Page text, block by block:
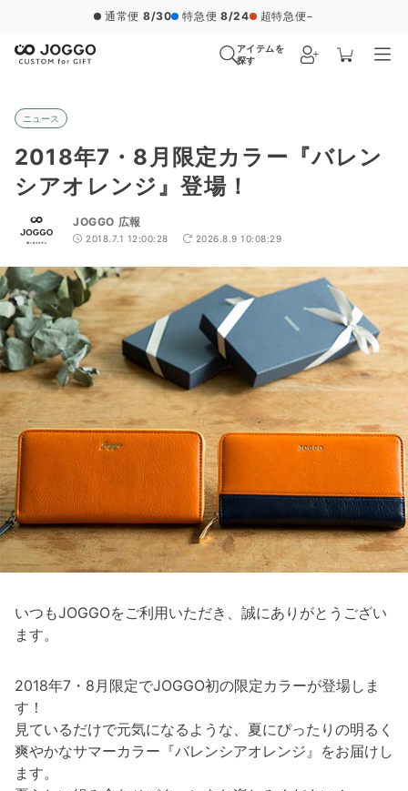
通常便 8/30 特急便 8/24 超特急便−
アイテムを
探す
ニュース
2018年7・8月限定カラー『バレン
シアオレンジ』登場！
JOGGO 広報
2018.7.1 12:00:28 2026.8.9 10:08:29
いつもJOGGOをご利用いただき、誠にありがとうござい
ます。
2018年7・8月限定でJOGGO初の限定カラーが登場しま
す！
見ているだけで元気になるような、夏にぴったりの明るく
爽やかなサマーカラー『バレンシアオレンジ』をお届けし
ます。